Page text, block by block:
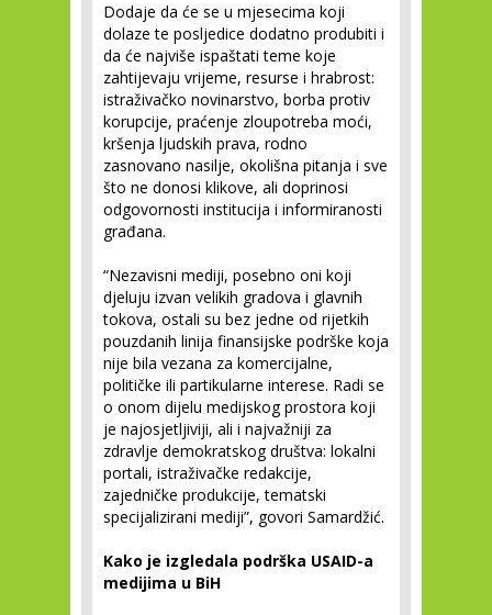
Dodaje da će se u mjesecima koji
dolaze te posljedice dodatno produbiti i
da će najviše ispaštati teme koje
zahtijevaju vrijeme, resurse i hrabrost:
istraživačko novinarstvo, borba protiv
korupcije, praćenje zloupotreba moći,
kršenja ljudskih prava, rodno
zasnovano nasilje, okolišna pitanja i sve
što ne donosi klikove, ali doprinosi
odgovornosti institucija i informiranosti
građana.
“Nezavisni mediji, posebno oni koji
djeluju izvan velikih gradova i glavnih
tokova, ostali su bez jedne od rijetkih
pouzdanih linija finansijske podrške koja
nije bila vezana za komercijalne,
političke ili partikularne interese. Radi se
o onom dijelu medijskog prostora koji
je najosjetljiviji, ali i najvažniji za
zdravlje demokratskog društva: lokalni
portali, istraživačke redakcije,
zajedničke produkcije, tematski
specijalizirani mediji”, govori Samardžić.
Kako je izgledala podrška USAID-a
medijima u BiH